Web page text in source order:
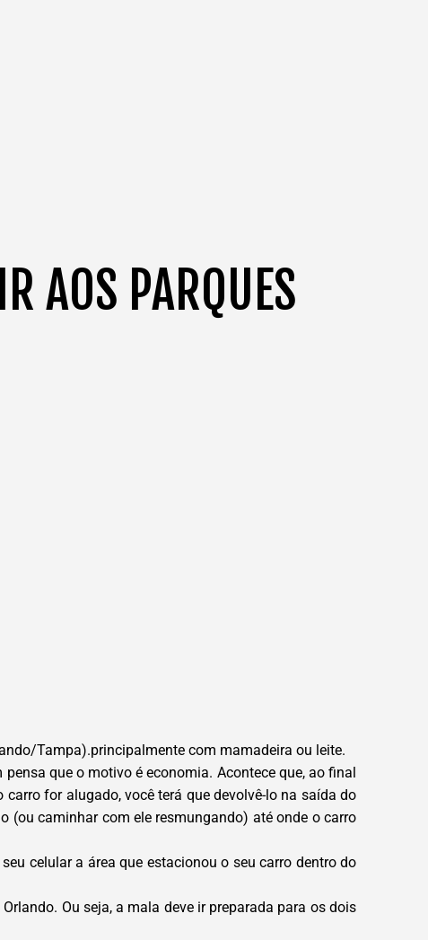
AOS PARQUES
Tampa).principalmente com mamadeira ou leite.
que o motivo é economia. Acontece que, ao final
for alugado, você terá que devolvê-lo na saída do
(ou caminhar com ele resmungando) até onde o carro
celular a área que estacionou o seu carro dentro do
Ou seja, a mala deve ir preparada para os dois